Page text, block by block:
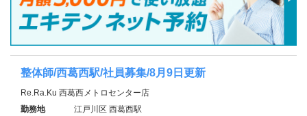
整体師/西葛西駅/社員募集/8月9日更新
Re.Ra.Ku 西葛西メトロセンター店
勤務地
江戸川区 西葛西駅